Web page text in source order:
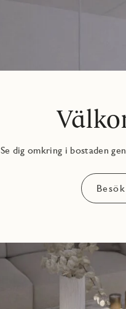
Se dig omkring i bostaden